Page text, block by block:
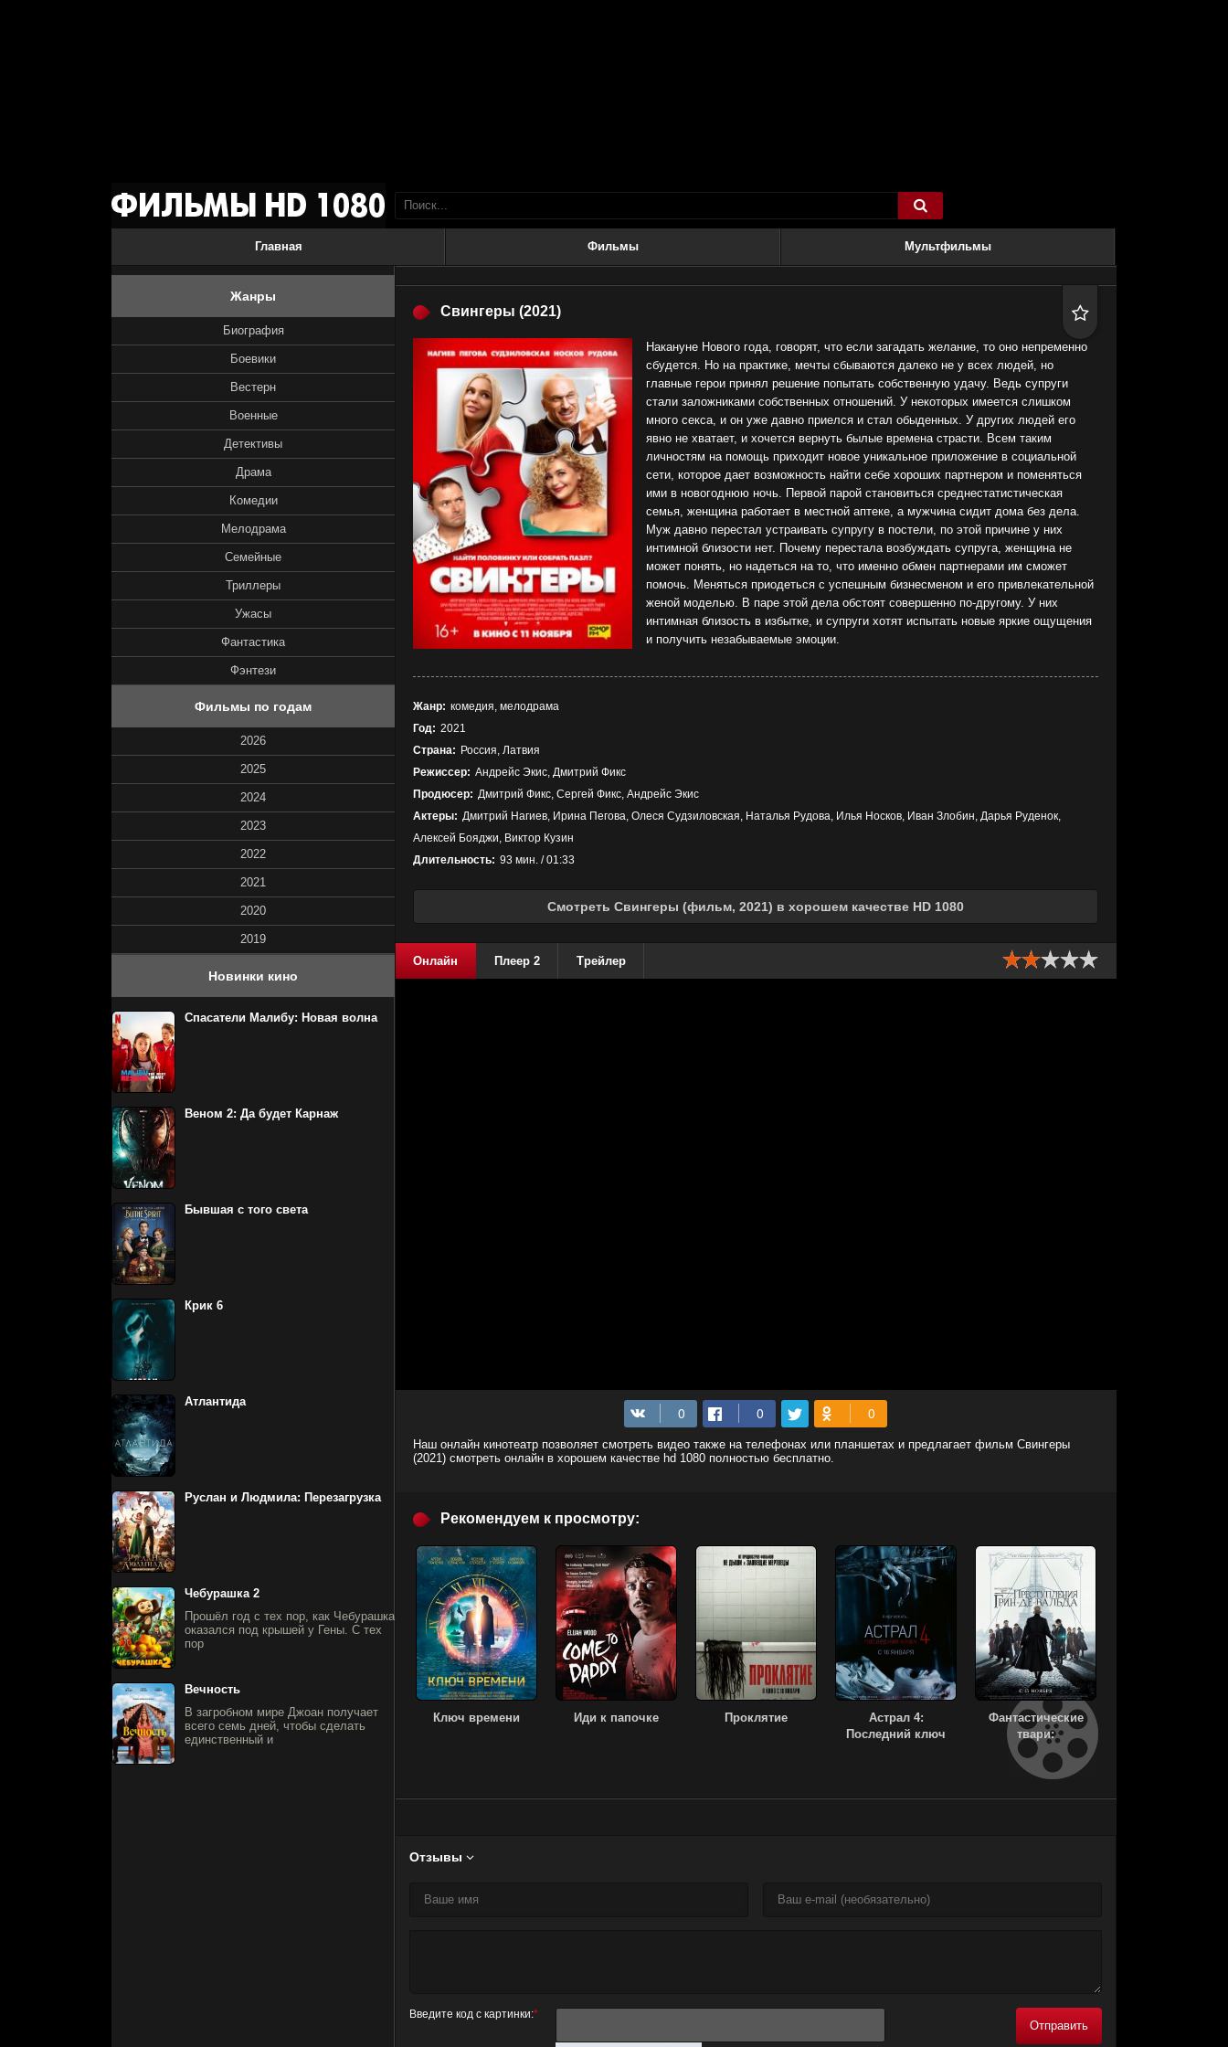

Главная Фильмы Мультфильмы
Свингеры (2021) 
Накануне Нового года, говорят, что если загадать желание, то оно непременно
сбудется. Но на практике, мечты сбываются далеко не у всех людей, но
главные герои принял решение попытать собственную удачу. Ведь супруги
стали заложниками собственных отношений. У некоторых имеется слишком
много секса, и он уже давно приелся и стал обыденных. У других людей его
явно не хватает, и хочется вернуть былые времена страсти. Всем таким
личностям на помощь приходит новое уникальное приложение в социальной
сети, которое дает возможность найти себе хороших партнером и поменяться
ими в новогоднюю ночь. Первой парой становиться среднестатистическая
семья, женщина работает в местной аптеке, а мужчина сидит дома без дела.
Муж давно перестал устраивать супругу в постели, по этой причине у них
интимной близости нет. Почему перестала возбуждать супруга, женщина не
может понять, но надеться на то, что именно обмен партнерами им сможет
помочь. Меняться приодеться с успешным бизнесменом и его привлекательной
женой моделью. В паре этой дела обстоят совершенно по-другому. У них
интимная близость в избытке, и супруги хотят испытать новые яркие ощущения
и получить незабываемые эмоции.
Жанр: комедия, мелодрама
Год: 2021
Страна: Россия, Латвия
Режиссер: Андрейс Экис, Дмитрий Фикс
Продюсер: Дмитрий Фикс, Сергей Фикс, Андрейс Экис
Актеры: Дмитрий Нагиев, Ирина Пегова, Олеся Судзиловская, Наталья Рудова, Илья Носков, Иван Злобин, Дарья Руденок,
Алексей Бояджи, Виктор Кузин
Длительность: 93 мин. / 01:33
Смотреть Свингеры (фильм, 2021) в хорошем качестве HD 1080
Онлайн Плеер 2 Трейлер
40
1 2 3 4 5
Наш онлайн кинотеатр позволяет смотреть видео также на телефонах или планшетах и предлагает фильм Свингеры
(2021) смотреть онлайн в хорошем качестве hd 1080 полностью бесплатно.
Рекомендуем к просмотру:
Ключ времени Иди к папочке Проклятие
Астрал 4:
Последний ключ
Фантастические
твари:
Преступления Грин-
де-Вальда
Отзывы 
Введите код с картинки:*
Отправить
Жанры
Биография
Боевики
Вестерн
Военные
Детективы
Драма
Комедии
Мелодрама
Семейные
Триллеры
Ужасы
Фантастика
Фэнтези
Фильмы по годам
2026
2025
2024
2023
2022
2021
2020
2019
Новинки кино
Спасатели Малибу: Новая волна
Веном 2: Да будет Карнаж
Бывшая с того света
Крик 6
Атлантида
Руслан и Людмила: Перезагрузка
Чебурашка 2
Прошёл год с тех пор, как Чебурашка
оказался под крышей у Гены. С тех
пор
Вечность
В загробном мире Джоан получает
всего семь дней, чтобы сделать
единственный и